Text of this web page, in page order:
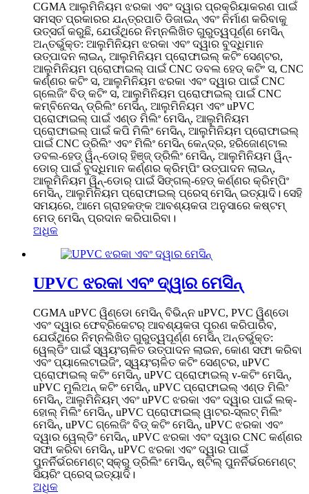
CGMA ଆଲୁମିନିୟମ ଝରକା ଏବଂ ଦ୍ୱାର ପ୍ରକ୍ରିୟାକରଣ ପାଇଁ
ସମସ୍ତ ପ୍ରକାରର ଯନ୍ତ୍ରପାତି ଡିଜାଇନ୍ ଏବଂ ନିର୍ମାଣ କରିବାକୁ
ଉତ୍ସର୍ଗ କରୁଛି, ଯେଉଁଥିରେ ନିମ୍ନଲିଖିତ ଗୁରୁତ୍ୱପୂର୍ଣ୍ଣ ମେସିନ୍
ଅନ୍ତର୍ଭୁକ୍ତ: ଆଲୁମିନିୟମ ଝରକା ଏବଂ ଦ୍ୱାର ବୁଦ୍ଧିମାନ
ଉତ୍ପାଦନ ଲାଇନ୍, ଆଲୁମିନିୟମ ପ୍ରୋଫାଇଲ୍ କଟିଂ ସେଣ୍ଟର,
ଆଲୁମିନିୟମ ପ୍ରୋଫାଇଲ୍ ପାଇଁ CNC ଡବଲ ହେଡ୍ କଟିଂ ସ, CNC
କର୍ଣ୍ଣର କଟିଂ ସ, ଆଲୁମିନିୟମ ଝରକା ଏବଂ ଦ୍ୱାର ପାଇଁ CNC
ଗ୍ଲେଜିଂ ବିଡ୍ କଟିଂ ସ, ଆଲୁମିନିୟମ ପ୍ରୋଫାଇଲ୍ ପାଇଁ CNC
କମ୍ବିନେସନ୍ ଡ୍ରିଲିଂ ମେସିନ୍, ଆଲୁମିନିୟମ ଏବଂ uPVC
ପ୍ରୋଫାଇଲ୍ ପାଇଁ ଏଣ୍ଡ ମିଲିଂ ମେସିନ୍, ଆଲୁମିନିୟମ
ପ୍ରୋଫାଇଲ୍ ପାଇଁ କପି ମିଲିଂ ମେସିନ୍, ଆଲୁମିନିୟମ ପ୍ରୋଫାଇଲ୍
ପାଇଁ CNC ଡ୍ରିଲିଂ ଏବଂ ମିଲିଂ ମେସିନ୍ କେନ୍ଦ୍ର, ହରିଜୋଣ୍ଟାଲ
ଡବଲ-ହେଡ୍ ୱିନ୍-ଡୋର୍ ହିଞ୍ଜ୍ ଡ୍ରିଲିଂ ମେସିନ୍, ଆଲୁମିନିୟମ ୱିନ୍-
ଡୋର୍ ପାଇଁ ବୁଦ୍ଧିମାନ କର୍ଣ୍ଣର କ୍ରିମ୍ପିଂ ଉତ୍ପାଦନ ଲାଇନ୍,
ଆଲୁମିନିୟମ ୱିନ୍-ଡୋର୍ ପାଇଁ ସିଙ୍ଗଲ୍-ହେଡ୍ କର୍ଣ୍ଣର କ୍ରିମ୍ପିଂ
ମେସିନ୍, ଆଲୁମିନିୟମ ପ୍ରୋଫାଇଲ୍ ପ୍ରେସ୍ ମେସିନ୍ ଇତ୍ୟାଦି। ସେହି
ସମୟରେ, ଆମେ ଗ୍ରାହକଙ୍କ ଆବଶ୍ୟକତା ଅନୁସାରେ କଷ୍ଟମ୍
ମେଡ୍ ମେସିନ୍ ପ୍ରଦାନ କରିପାରିବା।
ଅଧିକ
UPVC ଝରକା ଏବଂ ଦ୍ୱାର ମେସିନ୍
CGMA uPVC ୱିଣ୍ଡୋ ମେସିନ୍ ବିଭିନ୍ନ uPVC, PVC ୱିଣ୍ଡୋ
ଏବଂ ଦ୍ୱାର ଫେବ୍ରିକେଟର୍ ଆବଶ୍ୟକତା ପୂରଣ କରିପାରିବ,
ଯେଉଁଥିରେ ନିମ୍ନଲିଖିତ ଗୁରୁତ୍ୱପୂର୍ଣ୍ଣ ମେସିନ୍ ଅନ୍ତର୍ଭୁକ୍ତ:
ୱେଲ୍ଡିଂ ପାଇଁ ସ୍ୱୟଂଚାଳିତ ଉତ୍ପାଦନ ଲାଇନ, କୋଣ ସଫା କରିବା
ଏବଂ ପ୍ୟାଲେଟାଇଜିଂ, ସ୍ୱୟଂଚାଳିତ କଟିଂ ସେଣ୍ଟର, uPVC
ପ୍ରୋଫାଇଲ୍ କଟିଂ ମେସିନ୍, uPVC ପ୍ରୋଫାଇଲ୍ v-କଟିଂ ମେସିନ୍,
uPVC ମୁଲିଅନ୍ କଟିଂ ମେସିନ୍, uPVC ପ୍ରୋଫାଇଲ୍ ଏଣ୍ଡ ମିଲିଂ
ମେସିନ୍, ଆଲୁମିନିୟମ୍ ଏବଂ uPVC ଝରକା ଏବଂ ଦ୍ୱାର ପାଇଁ ଲକ୍-
ହୋଲ୍ ମିଲିଂ ମେସିନ୍, uPVC ପ୍ରୋଫାଇଲ୍ ୱାଟର-ସ୍ଲଟ୍ ମିଲିଂ
ମେସିନ୍, uPVC ଗ୍ଲେଜିଂ ବିଡ୍ କଟିଂ ମେସିନ୍, uPVC ଝରକା ଏବଂ
ଦ୍ୱାର ୱେଲ୍ଡିଂ ମେସିନ୍, uPVC ଝରକା ଏବଂ ଦ୍ୱାର CNC କର୍ଣ୍ଣର
ସଫା କରିବା ମେସିନ୍, uPVC ଝରକା ଏବଂ ଦ୍ୱାର ପାଇଁ
ପୁନର୍ନିର୍ଭରମେଣ୍ଟ୍ ସ୍କ୍ରୁ ଡ୍ରିଲିଂ ମେସିନ୍, ଷ୍ଟିଲ୍ ପୁନର୍ନିର୍ଭରମେଣ୍ଟ୍
ସିୟରିଂ ପ୍ରେସ୍ ଇତ୍ୟାଦି।
ଅଧିକ